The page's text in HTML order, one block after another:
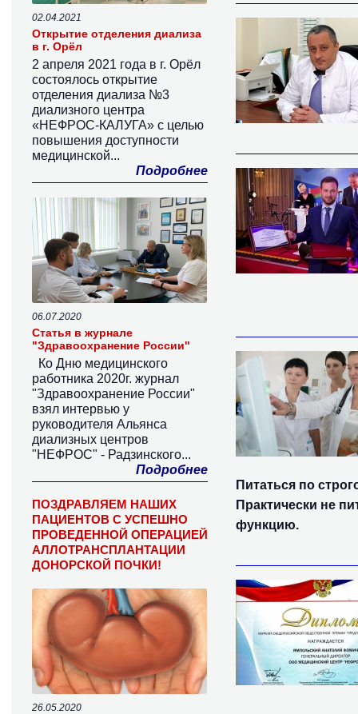
Питаться по
Практически не
функцию.
02.04.2021
Открытие отделения диализа
в г. Орёл
2 апреля 2021 года в г. Орёл
состоялось открытие
отделения диализа №3
диализного центра
«НЕФРОС-КАЛУГА» с целью
повышения доступности
медицинской...
Подробнее
06.07.2020
Статья в журнале
"Здравоохранение России"
Ко Дню медицинского
работника 2020г. журнал
"Здравоохранение России"
взял интервью у
руководителя Альянса
диализных центров
"НЕФРОС" - Радзинского...
Подробнее
ПОЗДРАВЛЯЕМ НАШИХ
ПАЦИЕНТОВ С УСПЕШНО
ПРОВЕДЕННОЙ ОПЕРАЦИЕЙ
АЛЛОТРАНСПЛАНТАЦИИ
ДОНОРСКОЙ ПОЧКИ!
26.05.2020